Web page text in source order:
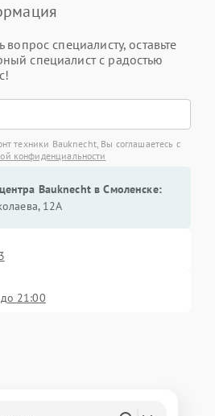
вопрос специалисту, оставьте
специалист с радостью
техники Bauknecht, Вы соглашаетесь с
конфиденциальности
Bauknecht в Смоленске:
12А
21:00